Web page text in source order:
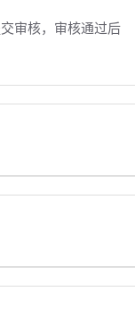
审核，审核通过后